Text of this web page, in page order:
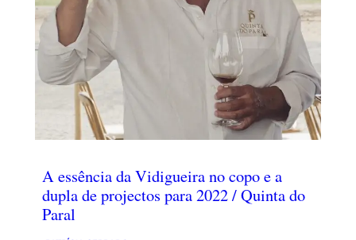
A essência da Vidigueira no copo e a
dupla de projectos para 2022 / Quinta do
Paral